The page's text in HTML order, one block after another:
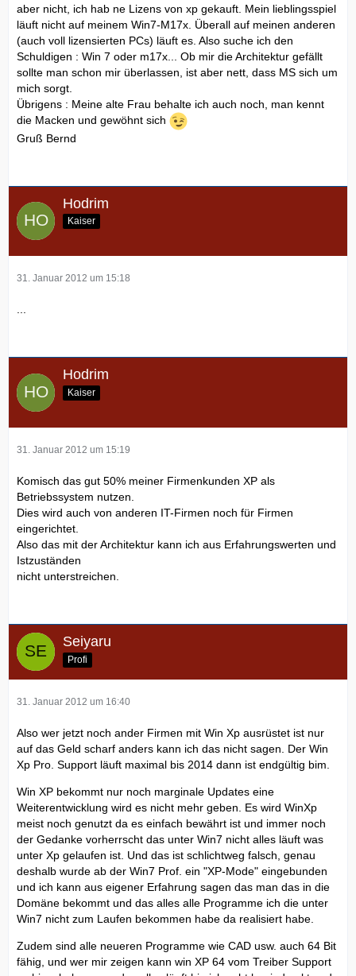
aber nicht, ich hab ne Lizens von xp gekauft. Mein lieblingsspiel
läuft nicht auf meinem Win7-M17x. Überall auf meinen anderen
(auch voll lizensierten PCs) läuft es. Also suche ich den
Schuldigen : Win 7 oder m17x... Ob mir die Architektur gefällt
sollte man schon mir überlassen, ist aber nett, dass MS sich um
mich sorgt.
Übrigens : Meine alte Frau behalte ich auch noch, man kennt
die Macken und gewöhnt sich
Gruß Bernd
Hodrim
Kaiser
31. Januar 2012 um 15:18
...
Hodrim
Kaiser
31. Januar 2012 um 15:19
Komisch das gut 50% meiner Firmenkunden XP als
Betriebssystem nutzen.
Dies wird auch von anderen IT-Firmen noch für Firmen
eingerichtet.
Also das mit der Architektur kann ich aus Erfahrungswerten und
Istzuständen
nicht unterstreichen.
Seiyaru
Profi
31. Januar 2012 um 16:40
Also wer jetzt noch ander Firmen mit Win Xp ausrüstet ist nur
auf das Geld scharf anders kann ich das nicht sagen. Der Win
Xp Pro. Support läuft maximal bis 2014 dann ist endgültig bim.
Win XP bekommt nur noch marginale Updates eine
Weiterentwicklung wird es nicht mehr geben. Es wird WinXp
meist noch genutzt da es einfach bewährt ist und immer noch
der Gedanke vorherrscht das unter Win7 nicht alles läuft was
unter Xp gelaufen ist. Und das ist schlichtweg falsch, genau
deshalb wurde ab der Win7 Prof. ein "XP-Mode" eingebunden
und ich kann aus eigener Erfahrung sagen das man das in die
Domäne bekommt und das alles alle Programme ich die unter
Win7 nicht zum Laufen bekommen habe da realisiert habe.
Zudem sind alle neueren Programme wie CAD usw. auch 64 Bit
fähig, und wer mir zeigen kann win XP 64 vom Treiber Support